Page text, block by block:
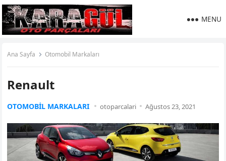
MENU
Ana Sayfa Otomobil Markaları
Renault
OTOMOBIL MARKALARI otoparcalari Ağustos 23, 2021